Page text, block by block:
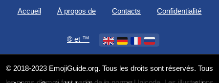
Accueil À propos de Contacts Confidentialité
®️ et ™
© 2018-2023 EmojiGuide.org. Tous les droits sont réservés. Tous